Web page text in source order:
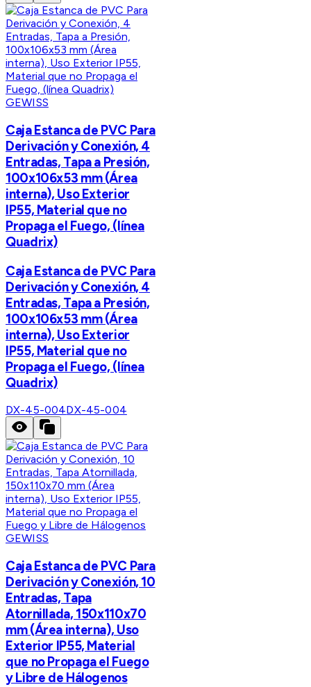
GEWISS
Caja Estanca de PVC Para
Derivación y Conexión, 4
Entradas, Tapa a Presión,
100x106x53 mm (Área
interna), Uso Exterior
IP55, Material que no
Propaga el Fuego, (línea
Quadrix)
Caja Estanca de PVC Para
Derivación y Conexión, 4
Entradas, Tapa a Presión,
100x106x53 mm (Área
interna), Uso Exterior
IP55, Material que no
Propaga el Fuego, (línea
Quadrix)
DX-45-004DX-45-004
GEWISS
Caja Estanca de PVC Para
Derivación y Conexión, 10
Entradas, Tapa
Atornillada, 150x110x70
mm (Área interna), Uso
Exterior IP55, Material
que no Propaga el Fuego
y Libre de Hálogenos